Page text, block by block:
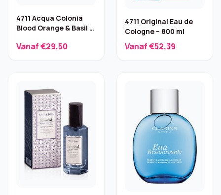
4711 Acqua Colonia
Blood Orange & Basil –
Vanaf €29,50
4711 Original Eau de
Cologne – 800 ml
Vanaf €52,39